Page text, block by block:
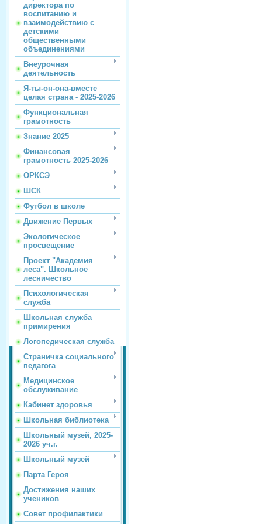
директора по
воспитанию и
взаимодействию с
детскими
общественными
объединениями
Внеурочная
деятельность
Я-ты-он-она-вместе
целая страна - 2025-2026
Функциональная
грамотность
Знание 2025
Финансовая
грамотность 2025-2026
ОРКСЭ
ШСК
Футбол в школе
Движение Первых
Экологическое
просвещение
Проект "Академия
леса". Школьное
лесничество
Психологическая
служба
Школьная служба
примирения
Логопедическая служба
Страничка социального
педагога
Медицинское
обслуживание
Кабинет здоровья
Школьная библиотека
Школьный музей, 2025-
2026 уч.г.
Школьный музей
Парта Героя
Достижения наших
учеников
Совет профилактики